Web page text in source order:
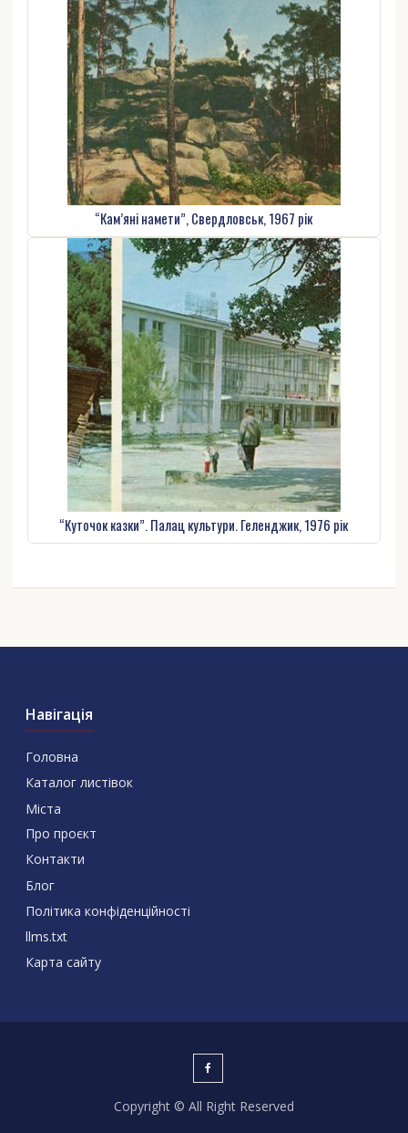
“Кам’яні намети”, Свердловськ, 1967 рік
“Куточок казки”. Палац культури. Геленджик, 1976 рік
Навігація
Головна
Каталог листівок
Міста
Про проєкт
Контакти
Блог
Політика конфіденційності
llms.txt
Карта сайту
Copyright © All Right Reserved